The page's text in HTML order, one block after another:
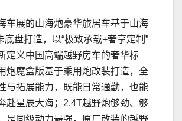
车展的山海炮豪华旅居车基于山海
底盘打造，以“极致承载+奢享定制”
定义中国高端越野房车的奢华标
炮魔盒版基于乘用炮改装打造，全
与拓展能力，既能日常通勤，也能
赴星辰大海；2.4T越野炮够劲、够